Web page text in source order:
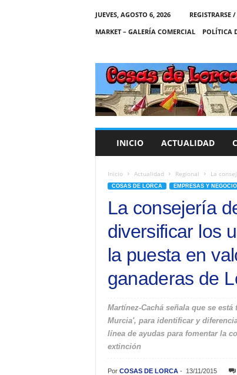
JUEVES, AGOSTO 6, 2026
REGISTRARSE
MARKET – GALERÍA COMERCIAL
POLÍTICA
C
A
S
INICIO ACTUALIDAD
Inicio Actualidad Regional La
COSAS DE LORCA EMPRESAS Y
La consejería
diversificar los
la puesta en
ganaderas de
Martínez-Cachá señala que se
Murcia', para identificar y
línea de ayudas para fomentar la
extinción
Por COSAS DE LORCA- 13/11/2015